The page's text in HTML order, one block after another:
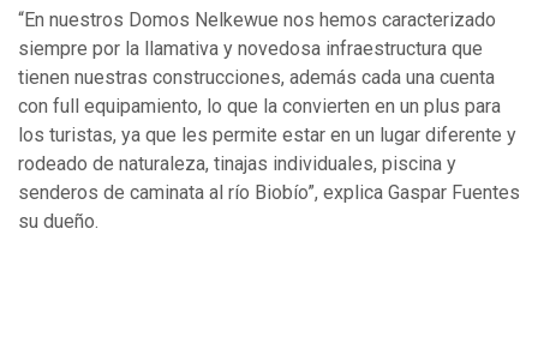
“En nuestros Domos Nelkewue nos hemos caracterizado
siempre por la llamativa y novedosa infraestructura que
tienen nuestras construcciones, además cada una cuenta
con full equipamiento, lo que la convierten en un plus para
los turistas, ya que les permite estar en un lugar diferente y
rodeado de naturaleza, tinajas individuales, piscina y
senderos de caminata al río Biobío”, explica Gaspar Fuentes
su dueño.